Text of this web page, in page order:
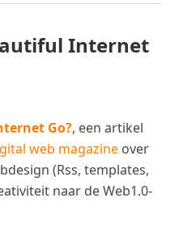
Internet
Go?, een artikel
web magazine over
(Rss, templates,
naar de Web1.0-